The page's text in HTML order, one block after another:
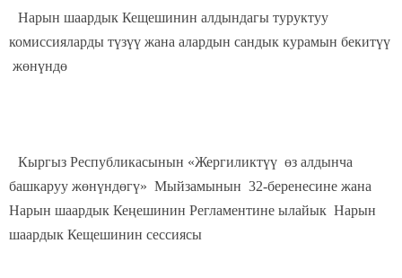
Нарын шаардык Кещешинин алдындагы туруктуу
комиссияларды түзүү жана алардын сандык курамын бекитүү
жөнүндө
Кыргыз Республикасынын «Жергиликтүү өз алдынча
башкаруу жөнүндөгү» Мыйзамынын 32-беренесине жана
Нарын шаардык Кеңешинин Регламентине ылайык Нарын
шаардык Кещешинин сессиясы